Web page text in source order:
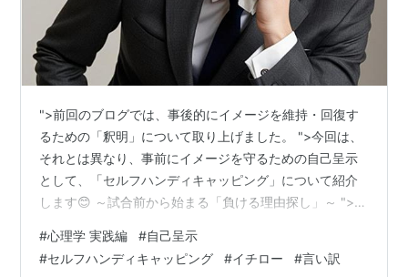
">前回のブログでは、事後的にイメージを維持・回復す
るための「釈明」について取り上げました。 ">今回は、
それとは異なり、事前にイメージを守るための自己呈示
として、「セルフハンディキャッピング」について紹介
します😊 ～試合前から始まる「負ける理由探し」～ ">例
とします🎾 ">自分の努力を信じたい気持ちはあるもの
の、「強い選手はたくさんいる」という不安も拭えませ
#心理学 実践編 #自己呈示
#セルフハンディキャッピング #イチロー #言い訳